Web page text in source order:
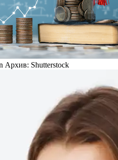
Архив: Shutterstock